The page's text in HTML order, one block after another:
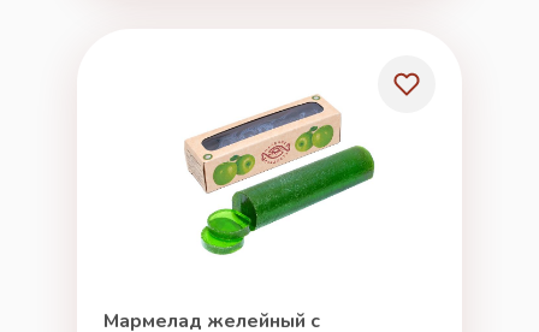
Мармелад желейный с